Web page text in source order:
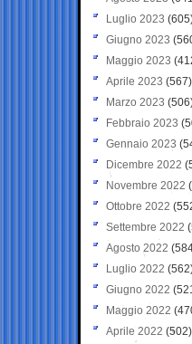
Luglio 2023
Giugno 2023
Maggio 2023
Aprile 2023 (567)
Marzo 2023
Febbraio 2023
Gennaio 2023
Dicembre 2022
Novembre 2022
Ottobre 2022
Settembre 2022
Agosto 2022
Luglio 2022
Giugno 2022
Maggio 2022
Aprile 2022 (502)